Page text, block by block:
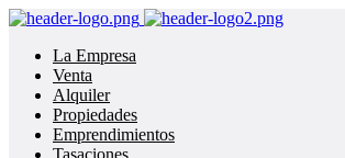
La Empresa
Venta
Alquiler
Propiedades
Emprendimientos
Tasaciones